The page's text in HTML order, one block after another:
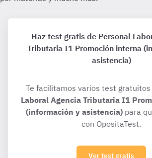
Haz test gratis de Personal
Tributaria I1 Promoción interna
asistencia)
Te facilitamos varios test gratuitos
Laboral Agencia Tributaria I1
(información y asistencia) para
con OpositaTest.
Ver test gratis